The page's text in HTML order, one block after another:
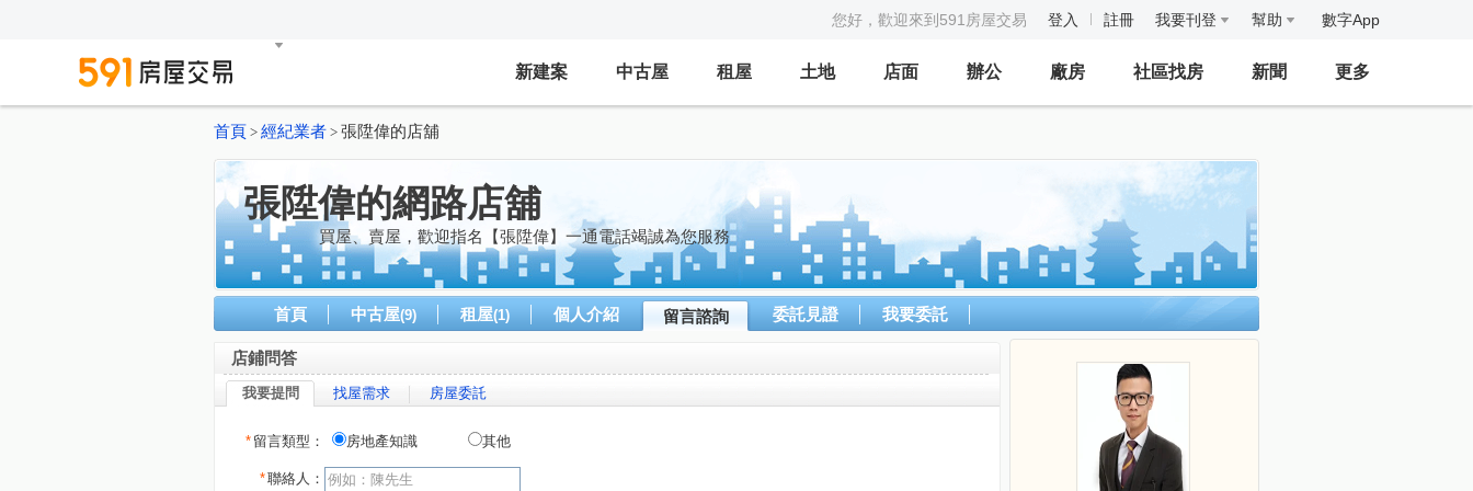
您好，歡迎來到591房屋交易 登入 註冊 我要刊登 幫助 數字App
新建案 中古屋 租屋 土地 店面 辦公 廠房 社區找房 新聞 更多
首頁 > 經紀業者 > 張陞偉的店舖
張陞偉的網路店舖
買屋、賣屋，歡迎指名【張陞偉】一通電話竭誠為您服務
首頁 中古屋(9) 租屋(1) 個人介紹 留言諮詢 委託見證 我要委託
店鋪問答
我要提問 找屋需求 房屋委託
* 留言類型： 房地產知識 其他
*聯絡人：